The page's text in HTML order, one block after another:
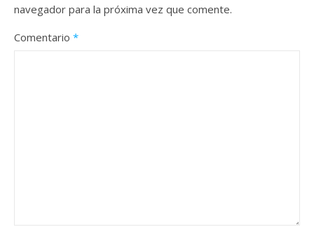
navegador para la próxima vez que comente.
Comentario *